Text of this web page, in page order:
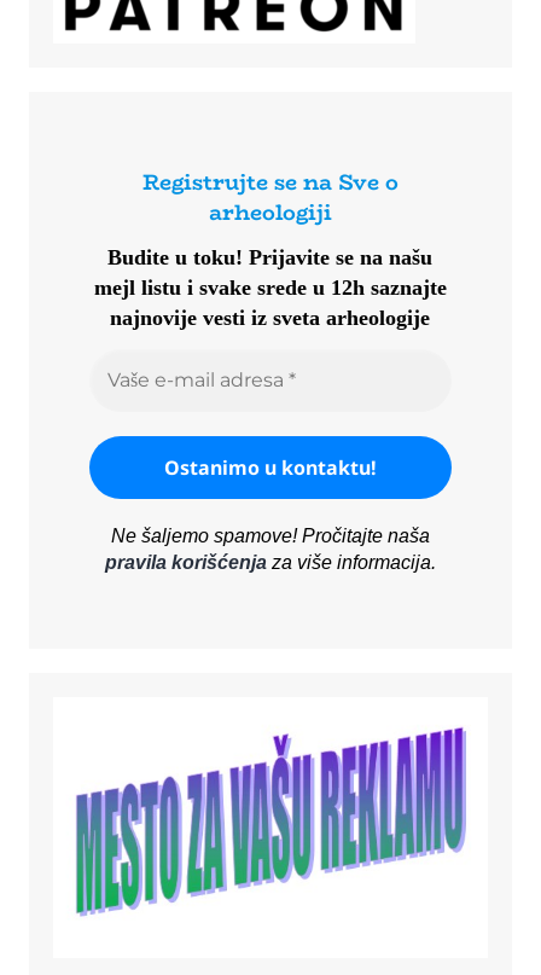
Registrujte se na Sve o
arheologiji
Budite u toku!Prijavite se na našu
mejl listu i svake srede u 12h saznajte
najnovije vesti iz sveta arheologije
Ne šaljemo spamove! Pročitajte naša
pravila korišćenjaza više informacija.